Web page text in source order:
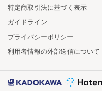
特定商取引法に基づく表示
ガイドライン
プライバシーポリシー
利用者情報の外部送信について